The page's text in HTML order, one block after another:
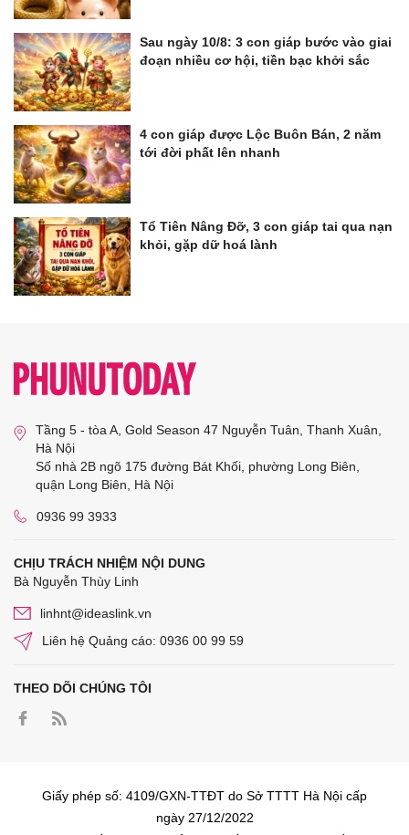
Sau ngày 10/8: 3 con giáp bước vào giai
đoạn nhiều cơ hội, tiền bạc khởi sắc
4 con giáp được Lộc Buôn Bán, 2 năm
tới đời phất lên nhanh
Tổ Tiên Nâng Đỡ, 3 con giáp tai qua nạn
khỏi, gặp dữ hoá lành
Tầng 5 - tòa A, Gold Season 47 Nguyễn Tuân, Thanh Xuân,
Hà Nội
Số nhà 2B ngõ 175 đường Bát Khối, phường Long Biên,
quận Long Biên, Hà Nội
0936 99 3933
CHỊU TRÁCH NHIỆM NỘI DUNG
Bà Nguyễn Thùy Linh
linhnt@ideaslink.vn
Liên hệ Quảng cáo: 0936 00 99 59
THEO DÕI CHÚNG TÔI
Giấy phép số: 4109/GXN-TTĐT do Sở TTTT Hà Nội cấp
ngày 27/12/2022